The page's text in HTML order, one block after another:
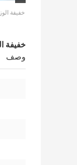
خفيفة الوزن 3 كيلو نسج عرافة أنبوب من
وصف